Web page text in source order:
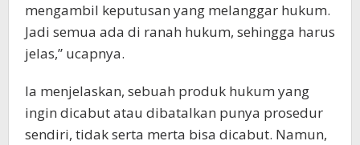
mengambil keputusan yang melanggar hukum.
Jadi semua ada di ranah hukum, sehingga harus
jelas,” ucapnya.
Ia menjelaskan, sebuah produk hukum yang
ingin dicabut atau dibatalkan punya prosedur
sendiri, tidak serta merta bisa dicabut. Namun,